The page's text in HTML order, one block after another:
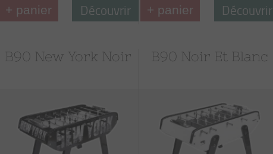
+ panier Découvrir + panier Découvrir
B90 New York Noir B90 Noir Et Blanc